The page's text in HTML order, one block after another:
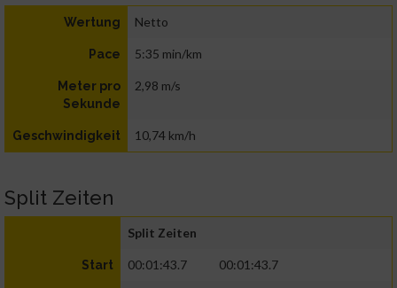
Wertung Netto
Pace 5:35 min/km
Meter pro
Sekunde
2,98 m/s
Geschwindigkeit 10,74 km/h
Split Zeiten
Split Zeiten
Start 00:01:43.7 00:01:43.7